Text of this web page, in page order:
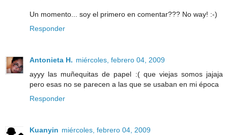
Un momento... soy el primero en comentar??? No way! :-)
Responder
Antonieta H. miércoles, febrero 04, 2009
ayyy las muñequitas de papel :( que viejas somos jajaja
pero esas no se parecen a las que se usaban en mi época
Responder
Kuanyin miércoles, febrero 04, 2009